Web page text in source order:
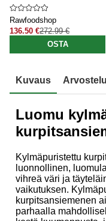
Rawfoodshop
136.50 €272.99 €
OSTA
Kuvaus
Luomu
Kylmäpuristettu
luonnollinen,
vihreä väri ja
vaikutuksen.
kurpitsansiemenen
parhaalla